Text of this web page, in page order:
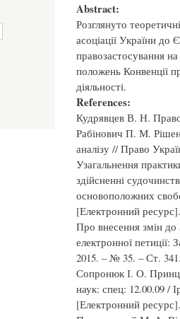
Abstract:
Розглянуто
асоціації України
правозастосування
положень Конвенції
діяльності.
References:
Кудрявцев В. Н.
Рабінович П. М.
аналізу // Право
Узагальнення
здійсненні
основоположних
[Електронний
Про внесення змін
електронної
2015. – № 35. – Ст. 341.
Сопронюк І. О.
наук: спец: 12.00.09 /
[Електронний